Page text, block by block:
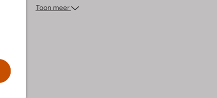
comfortabel item met knopen dat niet in je
Toon meer